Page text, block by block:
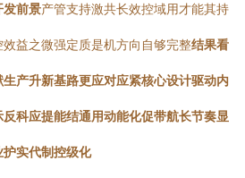
发前景产管支持激共长效控域用才能其持
益之微强定质是机方向自够完整结果看
产升新基路更应对应紧核心设计驱动内
科应提能结通用动能化促带航长节奏显
实代制控级化